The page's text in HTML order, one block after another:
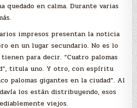
quedado en calma. Durante varias
impresos presentan la noticia
en un lugar secundario. No es lo
para decir. “Cuatro palomas
titula uno. Y otro, con espíritu
palomas gigantes en la ciudad”. Al
los están distribuyendo, esos
viejos.